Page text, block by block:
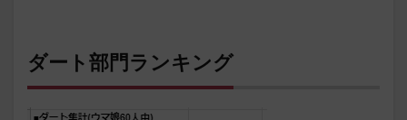
ダート部門ランキング